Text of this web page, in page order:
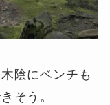
陰にベンチも
そう。